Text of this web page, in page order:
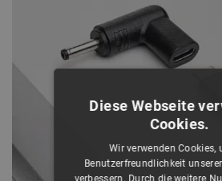
Diese Webseite
Cookies.
Wir verwenden Cookies,
Benutzerfreundlichkeit
verbessern. Durch die weitere